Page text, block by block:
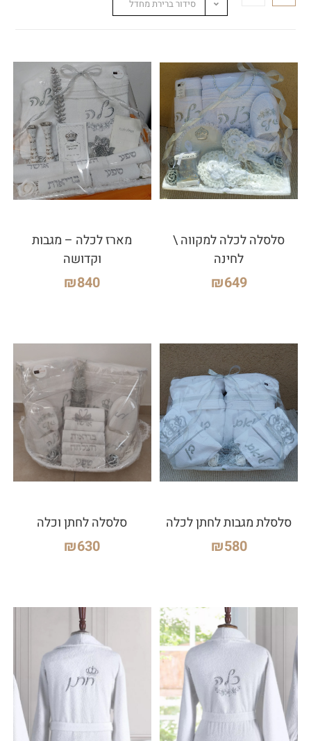
סידור ברירת מחדל
סלסלה לכלה למקווה \
לחינה
₪649
מארז לכלה – מגבות
וקדושה
₪840
סלסלת מגבות לחתן לכלה
₪580
סלסלה לחתן וכלה
₪630